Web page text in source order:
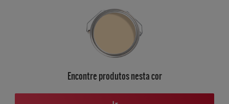
Encontre produtos nesta cor